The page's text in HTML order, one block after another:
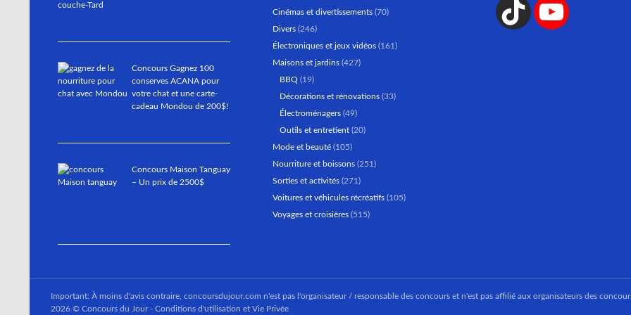
Concours Gagnez 100
conserves ACANA pour
votre chat et une carte-
cadeau Mondou de 200$!
Concours Maison Tanguay
– Un prix de 2500$
Cinémas et divertissements (70)
Divers (246)
Électroniques et jeux vidéos (161)
Maisons et jardins (427)
BBQ (19)
Décorations et rénovations (33)
Électroménagers (49)
Outils et entretient (20)
Mode et beauté (105)
Nourriture et boissons (251)
Sorties et activités (271)
Voitures et véhicules récréatifs (105)
Voyages et croisières (515)
Important: À moins d'avis contraire, concoursdujour.com n'est pas l'organisateur / responsable des concours et n'est pas affilié aux organisateurs des
2026 © Concours du Jour - Conditions d'utilisation et Vie Privée